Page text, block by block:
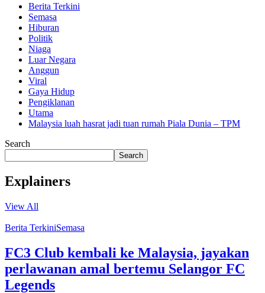
Berita Terkini
Semasa
Hiburan
Politik
Niaga
Luar Negara
Anggun
Viral
Gaya Hidup
Pengiklanan
Utama
Malaysia luah hasrat jadi tuan rumah Piala Dunia – TPM
Search
Search
Explainers
View All
Berita TerkiniSemasa
FC3 Club kembali ke Malaysia, jayakan
perlawanan amal bertemu Selangor FC
Legends